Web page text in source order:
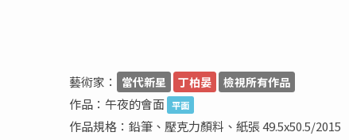
藝術家： 當代新星 丁柏晏 檢視所有作品
作品：午夜的會面 平面
作品規格：鉛筆、壓克力顏料、紙張 49.5x50.5/2015